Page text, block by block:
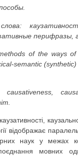
перифразы,
of the ways
semantic
causativeness,
відображає
наук у
мовних